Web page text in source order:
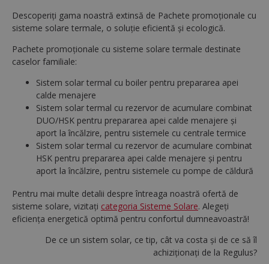
Descoperiți gama noastră extinsă de Pachete promoționale cu
sisteme solare termale, o soluție eficientă și ecologică.
Pachete promoționale cu sisteme solare termale destinate
caselor familiale:
Sistem solar termal cu boiler pentru prepararea apei
calde menajere
Sistem solar termal cu rezervor de acumulare combinat
DUO/HSK pentru prepararea apei calde menajere și
aport la încălzire, pentru sistemele cu centrale termice
Sistem solar termal cu rezervor de acumulare combinat
HSK pentru prepararea apei calde menajere și pentru
aport la încălzire, pentru sistemele cu pompe de căldură
Pentru mai multe detalii despre întreaga noastră ofertă de
sisteme solare, vizitați categoria Sisteme Solare. Alegeți
eficiența energetică optimă pentru confortul dumneavoastră!
De ce un sistem solar, ce tip, cât va costa și de ce să îl
achiziționați de la Regulus?